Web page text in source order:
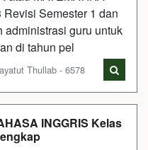
Semester 1 dan
administrasi guru untuk
di tahun pel
Thullab - 6578
INGGRIS Kelas